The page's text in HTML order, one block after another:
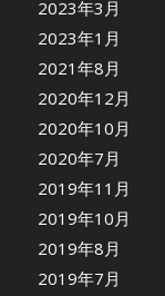
2023年3月
2023年1月
2021年8月
2020年12月
2020年10月
2020年7月
2019年11月
2019年10月
2019年8月
2019年7月